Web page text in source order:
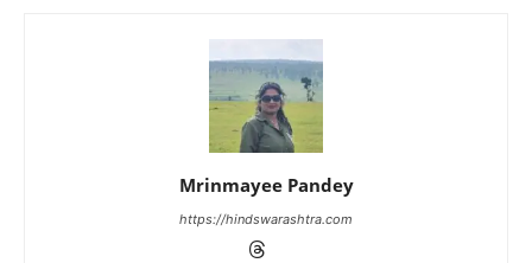
Mrinmayee Pandey
https://hindswarashtra.com